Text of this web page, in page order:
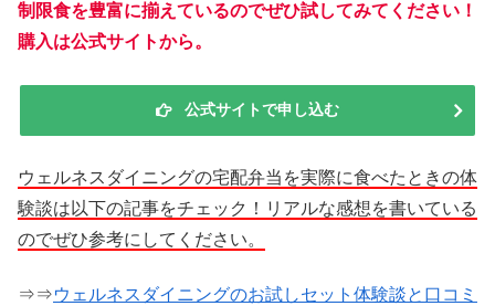
制限食を豊富に揃えているのでぜひ試してみてください！
購入は公式サイトから。
公式サイトで申し込む
ウェルネスダイニングの宅配弁当を実際に食べたときの体
験談は以下の記事をチェック！リアルな感想を書いている
のでぜひ参考にしてください。
⇒⇒ウェルネスダイニングのお試しセット体験談と口コミ